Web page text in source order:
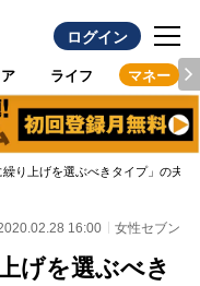
ログイン
ライフ マネー
り上げを選ぶべきタイプ」の夫婦
16:00 女性セブン
げを選ぶべき